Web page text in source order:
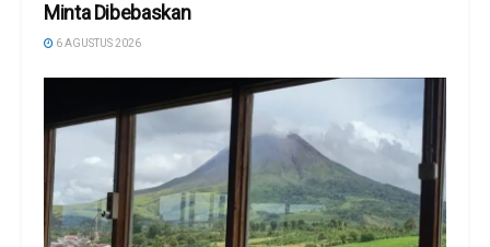
Minta Dibebaskan
6 AGUSTUS 2026